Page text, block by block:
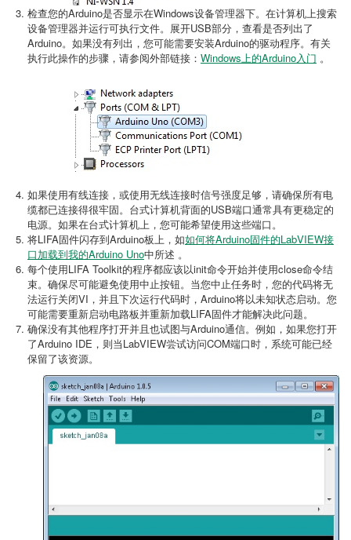
检查您的Arduino是否显示在Windows设备管理器下。在计算机上搜索
设备管理器并运行可执行文件。展开USB部分，查看是否列出了
Arduino。如果没有列出，您可能需要安装Arduino的驱动程序。有关
执行此操作的步骤，请参阅外部链接： Windows上的Arduino入门 。
如果使用有线连接，或使用无线连接时信号强度足够，请确保所有电
缆都已连接得很牢固。台式计算机背面的USB端口通常具有更稳定的
电源。如果在台式计算机上，您可能希望使用这些端口。
将LIFA固件闪存到Arduino板上，如如何将Arduino固件的LabVIEW接
口加载到我的Arduino Uno中所述 。
每个使用LIFA Toolkit的程序都应该以init命令开始并使用close命令结
束。确保尽可能避免使用中止按钮。当您中止任务时，您的代码将无
法运行关闭VI，并且下次运行代码时，Arduino将以未知状态启动。您
可能需要重新启动电路板并重新加载LIFA固件才能解决此问题。
确保没有其他程序打开并且也试图与Arduino通信。例如，如果您打开
了Arduino IDE，则当LabVIEW尝试访问COM端口时，系统可能已经
保留了该资源。